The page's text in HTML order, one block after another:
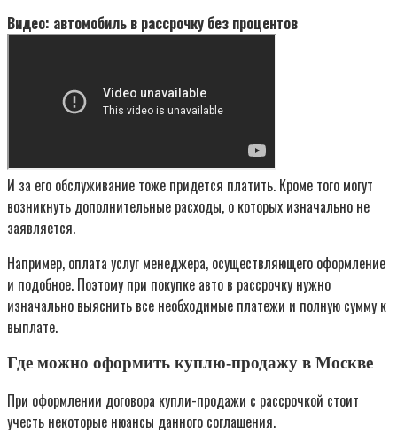
Видео: автомобиль в рассрочку без процентов
И за его обслуживание тоже придется платить. Кроме того могут
возникнуть дополнительные расходы, о которых изначально не
заявляется.
Например, оплата услуг менеджера, осуществляющего оформление
и подобное. Поэтому при покупке авто в рассрочку нужно
изначально выяснить все необходимые платежи и полную сумму к
выплате.
Где можно оформить куплю-продажу в Москве
При оформлении договора купли-продажи с рассрочкой стоит
учесть некоторые нюансы данного соглашения.